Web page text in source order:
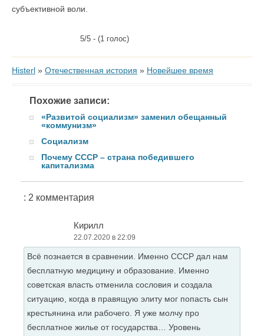
субъективной воли.
5/5 - (1 голос)
Histerl » Отечественная история » Новейшее время
Похожие записи:
«Развитой социализм» заменил обещанный
«коммунизм»
Социализм
Почему СССР – страна победившего
капитализма
: 2 комментария
Кирилл
22.07.2020 в 22:09
Всё познается в сравнении. Именно СССР дал нам
бесплатную медицину и образование. Именно
советская власть отменила сословия и создала
ситуацию, когда в правящую элиту мог попасть сын
крестьянина или рабочего. Я уже молчу про
бесплатное жилье от государства… Уровень